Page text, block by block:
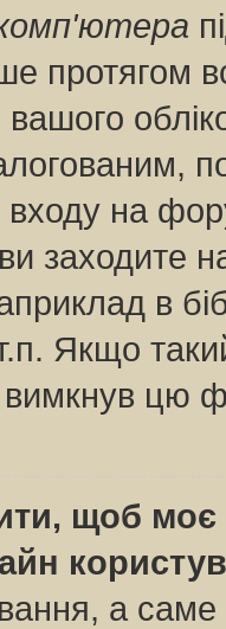
протягом
входу на
заходите
в
т.п. Якщо
вимкнув цю
щоб моє
а